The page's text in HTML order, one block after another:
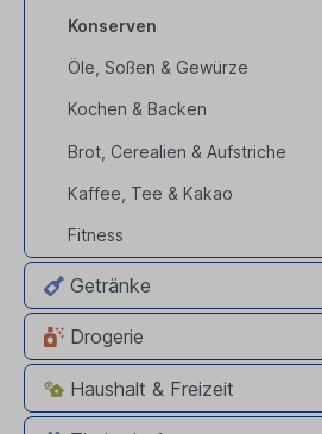
Konserven
Öle, Soßen & Gewürze
Kochen & Backen
Brot, Cerealien & Aufstriche
Kaffee, Tee & Kakao
Fitness
Getränke
Drogerie
Haushalt & Freizeit